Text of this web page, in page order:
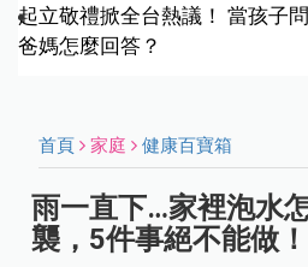
起立敬禮掀全台熱議！ 當孩子
爸媽怎麼回答？
首頁 家庭 健康百寶箱
雨一直下…家裡泡水
襲，5件事絕不能做！